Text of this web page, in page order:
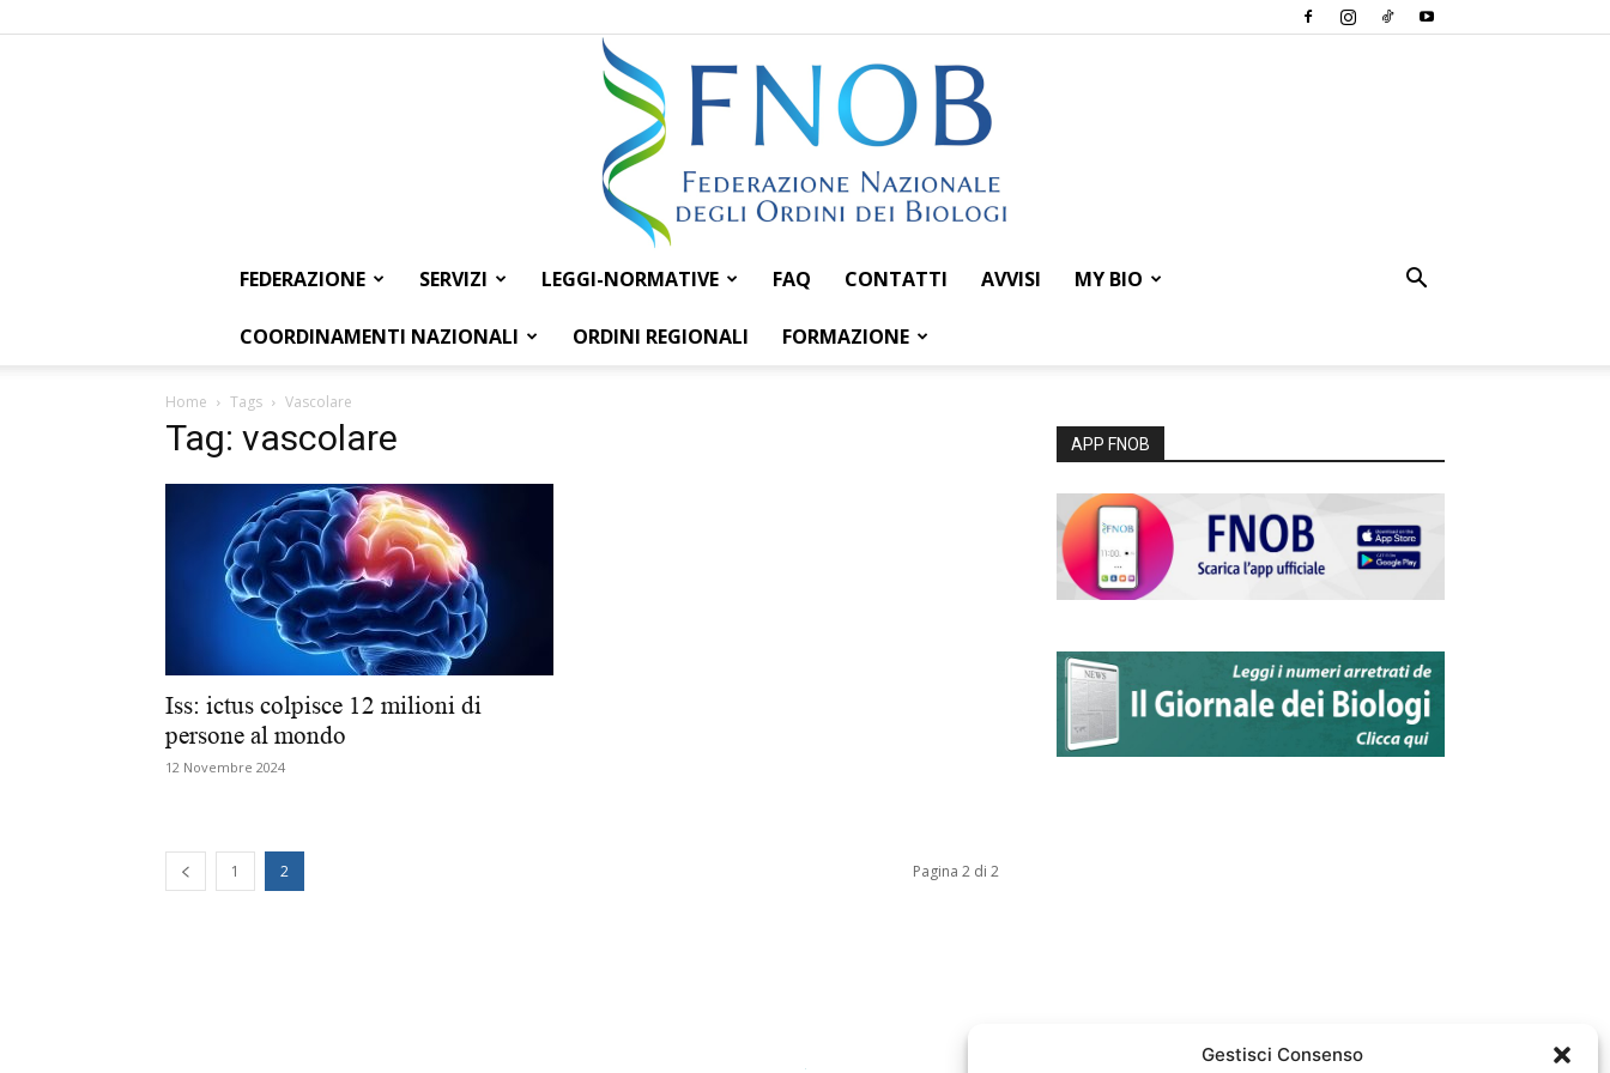
Gestisci Consenso
Federazione
FEDERAZIONE SERVIZI LEGGI-NORMATIVE FAQ CONTATTI AVVISI MY BIO
COORDINAMENTI NAZIONALI ORDINI REGIONALI FORMAZIONE
Home Tags Vascolare
Tag: vascolare
Iss: ictus colpisce 12 milioni di
persone al mondo
12 Novembre 2024
1 2 Pagina 2 di 2
APP FNOB